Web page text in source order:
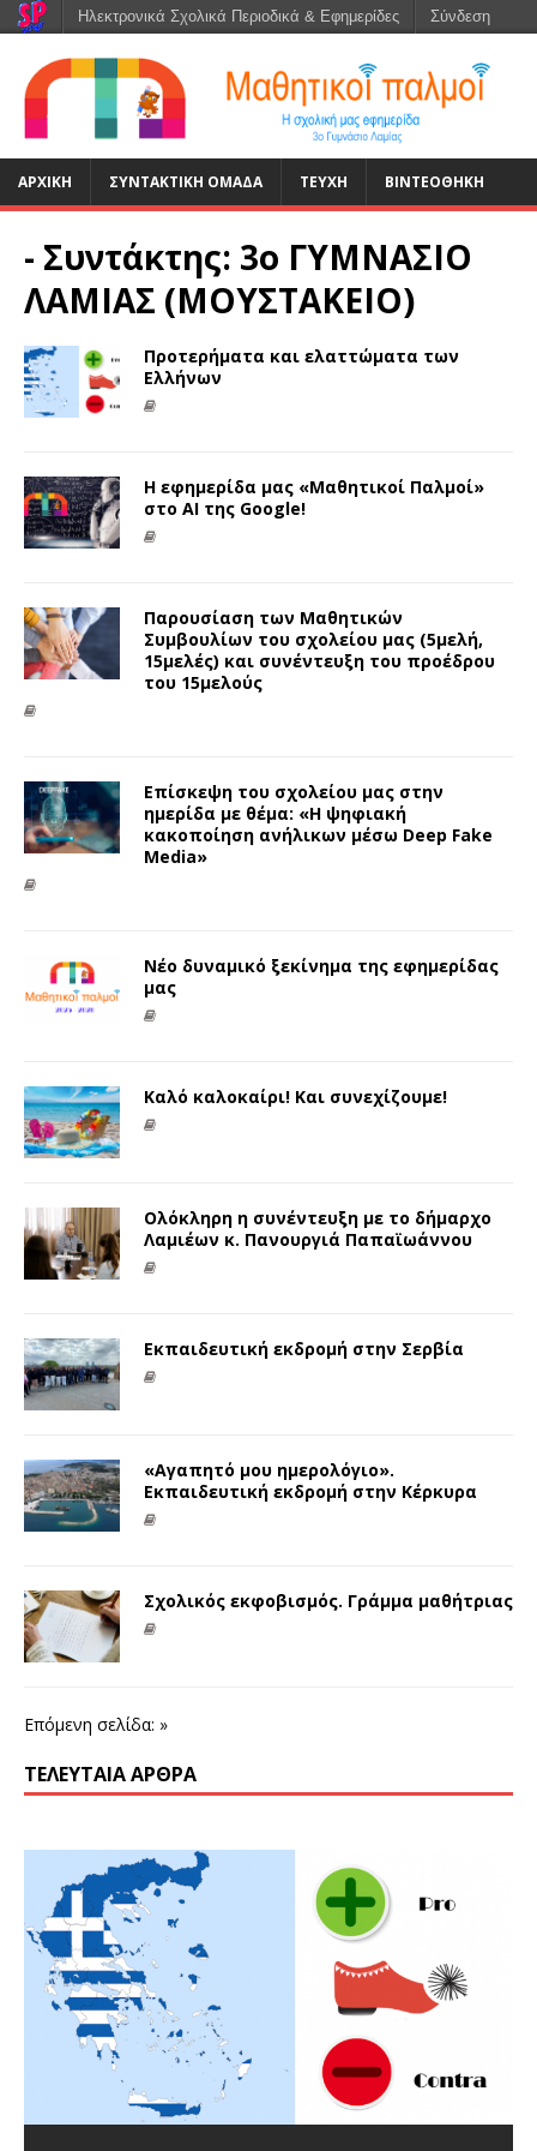
ΑΡΧΙΚΉ ΣΥΝΤΑΚΤΙΚΗ ΟΜΑΔΑ ΤΕΥΧΗ ΒΙΝΤΕΟΘΗΚΗ
- Συντάκτης: 3ο ΓΥΜΝΑΣΙΟ
ΛΑΜΙΑΣ (ΜΟΥΣΤΑΚΕΙΟ)
Προτερήματα και ελαττώματα των
Ελλήνων
Η εφημερίδα μας «Μαθητικοί Παλμοί»
στο ΑΙ της Google!
Παρουσίαση των Μαθητικών
Συμβουλίων του σχολείου μας (5μελή,
15μελές) και συνέντευξη του προέδρου
του 15μελούς
Επίσκεψη του σχολείου μας στην
ημερίδα με θέμα: «Η ψηφιακή
κακοποίηση ανήλικων μέσω Deep Fake
Media»
Νέο δυναμικό ξεκίνημα της εφημερίδας
μας
Καλό καλοκαίρι! Και συνεχίζουμε!
Ολόκληρη η συνέντευξη με το δήμαρχο
Λαμιέων κ. Πανουργιά Παπαϊωάννου
Εκπαιδευτική εκδρομή στην Σερβία
«Αγαπητό μου ημερολόγιο».
Εκπαιδευτική εκδρομή στην Κέρκυρα
Σχολικός εκφοβισμός. Γράμμα μαθήτριας
Επόμενη σελίδα: »
ΤΕΛΕΥΤΑΊΑ ΆΡΘΡΑ
Ηλεκτρονικά Σχολικά Περιοδικά & Εφημερίδες Σύνδεση